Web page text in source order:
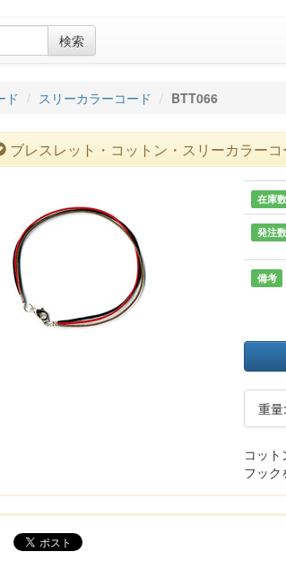
検索
ド スリーカラーコード BTT066
ブレスレット・コットン・スリーカラー
在庫数
発注数
備考
重
コッ
フック